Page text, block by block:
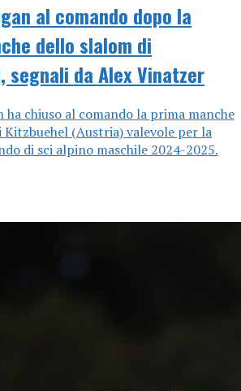
al comando dopo la
dello slalom di
segnali da Alex Vinatzer
ha chiuso al comando la prima manche
Kitzbuehel (Austria) valevole per la
di sci alpino maschile 2024-2025.